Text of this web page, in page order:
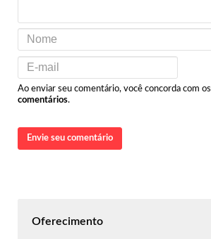
Ao enviar seu comentário, você concorda com os
comentários.
Envie seu comentário
Oferecimento